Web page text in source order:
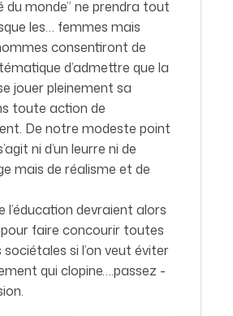
du monde” ne prendra tout
les… femmes mais
consentiront de
d’admettre que la
jouer pleinement sa
toute action de
De notre modeste point
ni d’un leurre ni de
mais de réalisme et de
l’éducation devraient alors
faire concourir toutes
sociétales si l’on veut éviter
qui clopine….passez -